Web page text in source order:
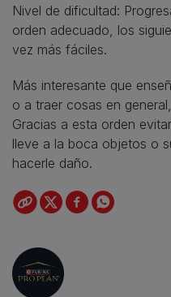
Nivel de dificultad:
orden adecuado, los
vez más fáciles.
Más interesante que
o a traer cosas en
Gracias a esta orden
lleve a la boca objetos o
hacerle daño.